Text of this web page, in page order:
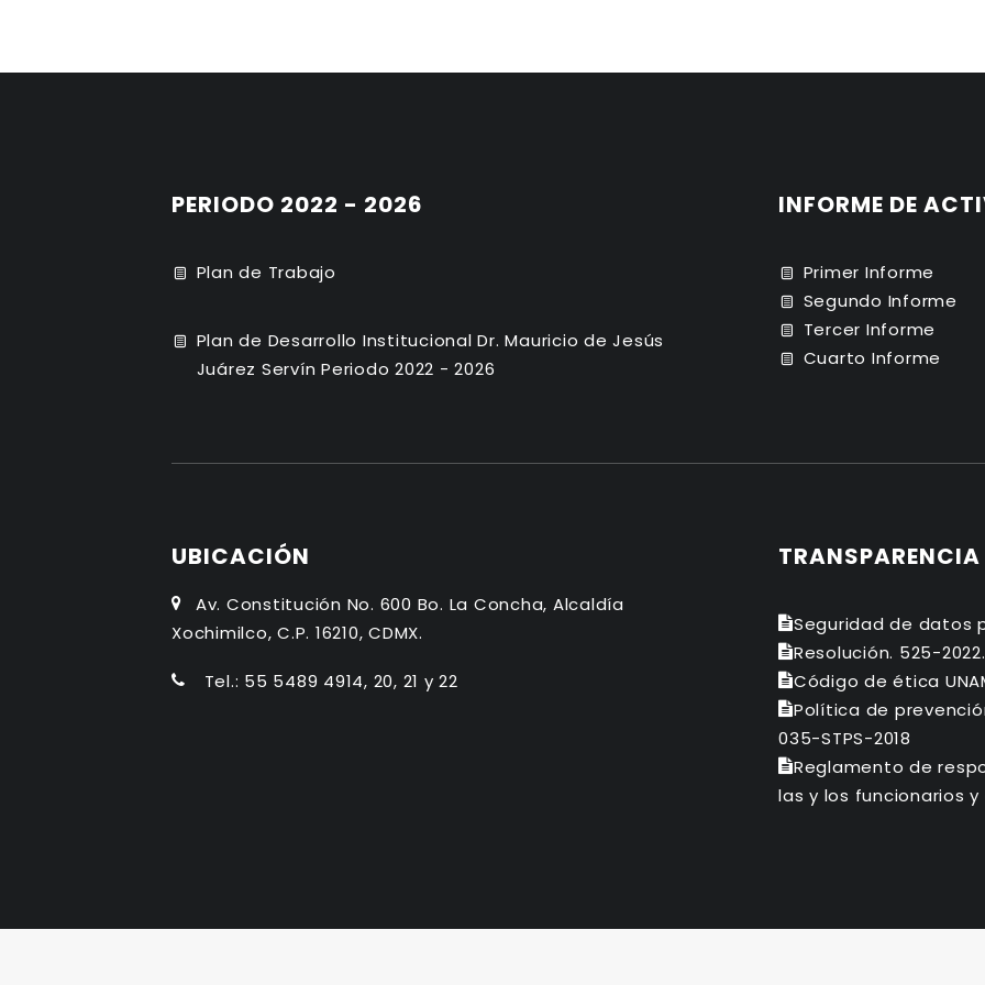
PERIODO 2022 - 2026
Plan de Trabajo
Plan de Desarrollo Institucional Dr. Mauricio de Jesús
Juárez Servín Periodo 2022 - 2026
INFORME DE
Primer Informe
Segundo Informe
Tercer Informe
Cuarto Informe
UBICACIÓN
Av. Constitución No. 600 Bo. La Concha, Alcaldía
Xochimilco, C.P. 16210, CDMX.
Tel.: 55 5489 4914, 20, 21 y 22
TRANSPARENCIA
Seguridad de datos
Resolución. 525-
Código de ética
Política de
035-STPS-2018
Reglamento de
las y los funcionarios y